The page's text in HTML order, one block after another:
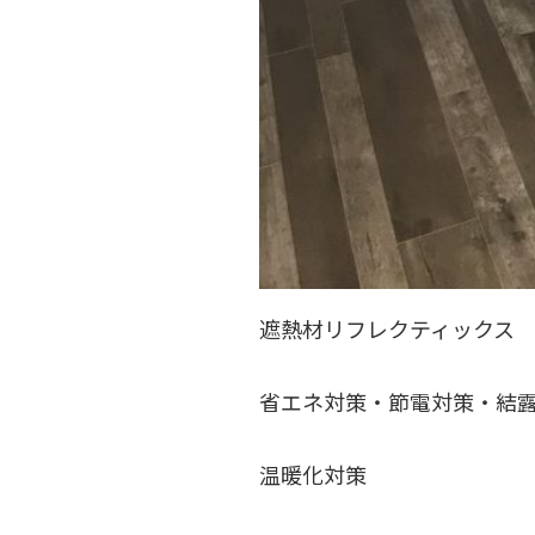
遮熱材リフレクティックス
省エネ対策・節電対策・結
温暖化対策